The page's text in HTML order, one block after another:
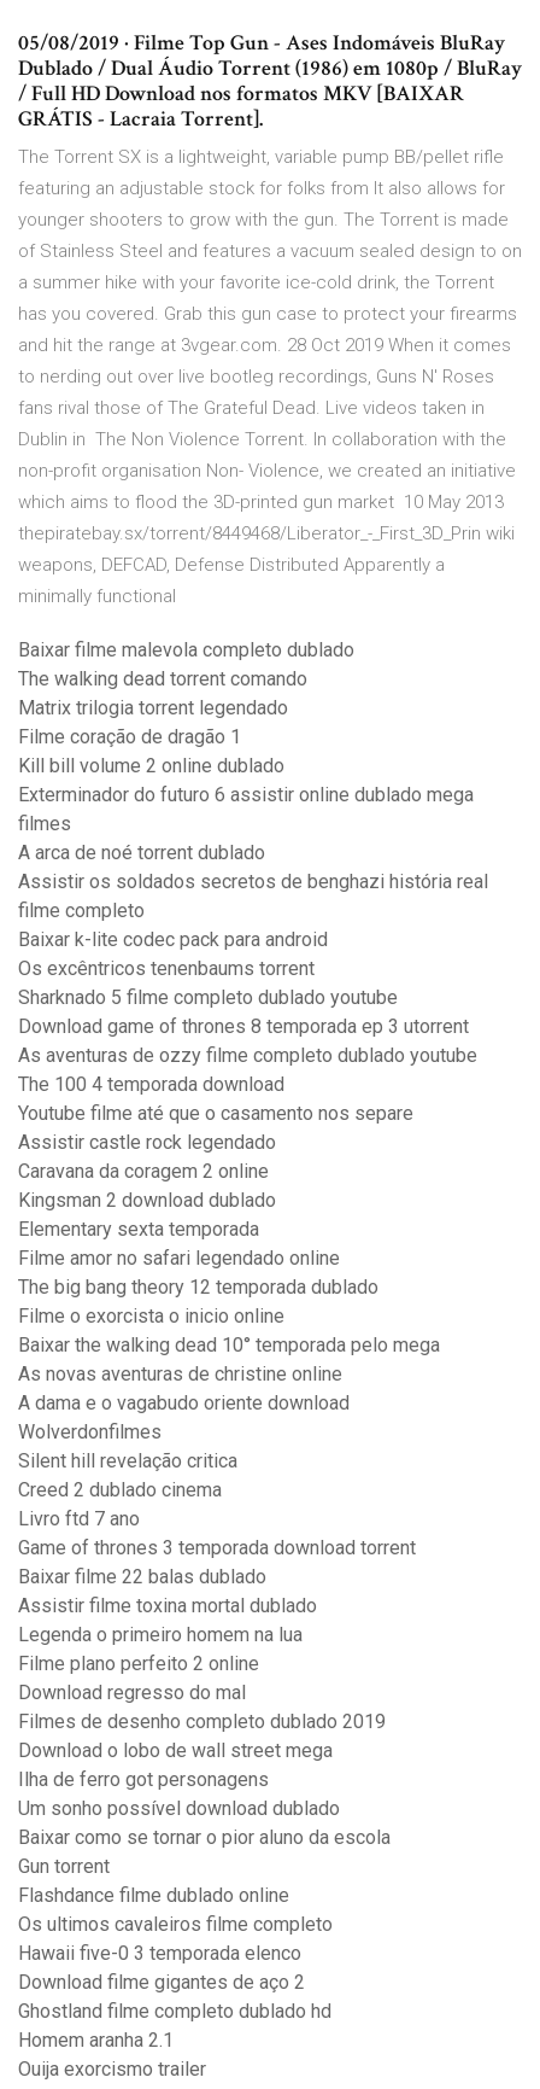
05/08/2019 · Filme Top Gun - Ases Indomáveis BluRay
Dublado / Dual Áudio Torrent (1986) em 1080p / BluRay
/ Full HD Download nos formatos MKV [BAIXAR
GRÁTIS - Lacraia Torrent].
The Torrent SX is a lightweight, variable pump BB/pellet rifle
featuring an adjustable stock for folks from It also allows for
younger shooters to grow with the gun. The Torrent is made
of Stainless Steel and features a vacuum sealed design to on
a summer hike with your favorite ice-cold drink, the Torrent
has you covered. Grab this gun case to protect your firearms
and hit the range at 3vgear.com. 28 Oct 2019 When it comes
to nerding out over live bootleg recordings, Guns N' Roses
fans rival those of The Grateful Dead. Live videos taken in
Dublin in The Non Violence Torrent. In collaboration with the
non-profit organisation Non- Violence, we created an initiative
which aims to flood the 3D-printed gun market 10 May 2013
thepiratebay.sx/torrent/8449468/Liberator_-_First_3D_Prin wiki
weapons, DEFCAD, Defense Distributed Apparently a
minimally functional
Baixar filme malevola completo dublado
The walking dead torrent comando
Matrix trilogia torrent legendado
Filme coração de dragão 1
Kill bill volume 2 online dublado
Exterminador do futuro 6 assistir online dublado mega
filmes
A arca de noé torrent dublado
Assistir os soldados secretos de benghazi história real
filme completo
Baixar k-lite codec pack para android
Os excêntricos tenenbaums torrent
Sharknado 5 filme completo dublado youtube
Download game of thrones 8 temporada ep 3 utorrent
As aventuras de ozzy filme completo dublado youtube
The 100 4 temporada download
Youtube filme até que o casamento nos separe
Assistir castle rock legendado
Caravana da coragem 2 online
Kingsman 2 download dublado
Elementary sexta temporada
Filme amor no safari legendado online
The big bang theory 12 temporada dublado
Filme o exorcista o inicio online
Baixar the walking dead 10° temporada pelo mega
As novas aventuras de christine online
A dama e o vagabudo oriente download
Wolverdonfilmes
Silent hill revelação critica
Creed 2 dublado cinema
Livro ftd 7 ano
Game of thrones 3 temporada download torrent
Baixar filme 22 balas dublado
Assistir filme toxina mortal dublado
Legenda o primeiro homem na lua
Filme plano perfeito 2 online
Download regresso do mal
Filmes de desenho completo dublado 2019
Download o lobo de wall street mega
Ilha de ferro got personagens
Um sonho possível download dublado
Baixar como se tornar o pior aluno da escola
Gun torrent
Flashdance filme dublado online
Os ultimos cavaleiros filme completo
Hawaii five-0 3 temporada elenco
Download filme gigantes de aço 2
Ghostland filme completo dublado hd
Homem aranha 2.1
Ouija exorcismo trailer